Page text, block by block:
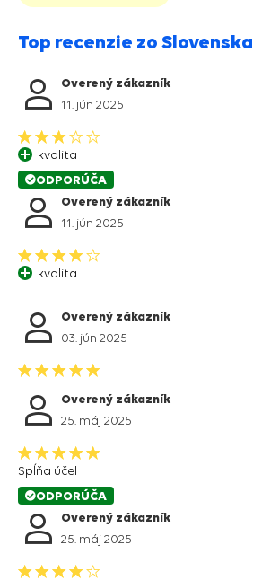
Top recenzie zo Slovenska
Overený zákazník
11. jún 2025
kvalita
ODPORÚČA
Overený zákazník
11. jún 2025
kvalita
Overený zákazník
03. jún 2025
Overený zákazník
25. máj 2025
Spĺňa účel
ODPORÚČA
Overený zákazník
25. máj 2025